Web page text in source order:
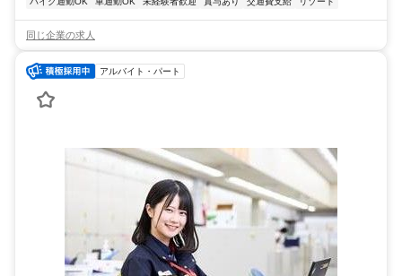
同じ企業の求人
アルバイト・パート